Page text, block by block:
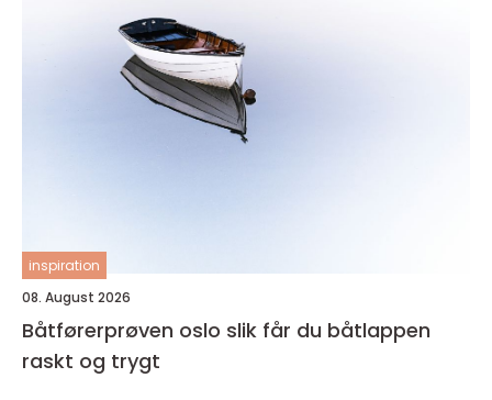
inspiration
08. August 2026
Båtførerprøven oslo slik får du båtlappen
raskt og trygt